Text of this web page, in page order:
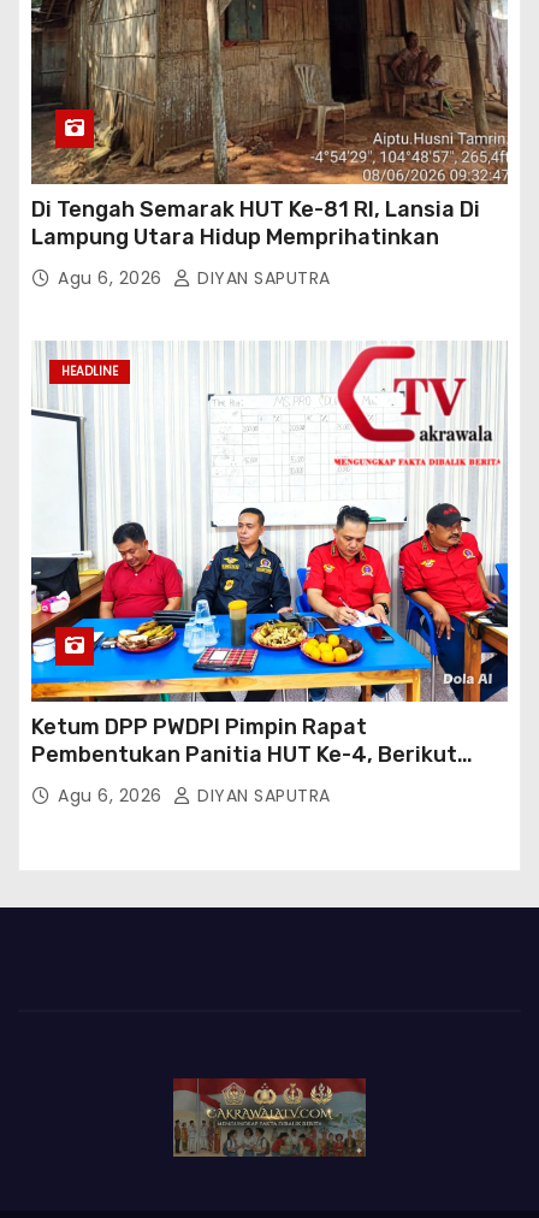
Di Tengah Semarak HUT Ke-81 RI, Lansia Di
Lampung Utara Hidup Memprihatinkan
Agu 6, 2026 DIYAN SAPUTRA
HEADLINE
Ketum DPP PWDPI Pimpin Rapat
Pembentukan Panitia HUT Ke-4, Berikut
Susunan Dan Rangkaian Kegiatannya
Agu 6, 2026 DIYAN SAPUTRA